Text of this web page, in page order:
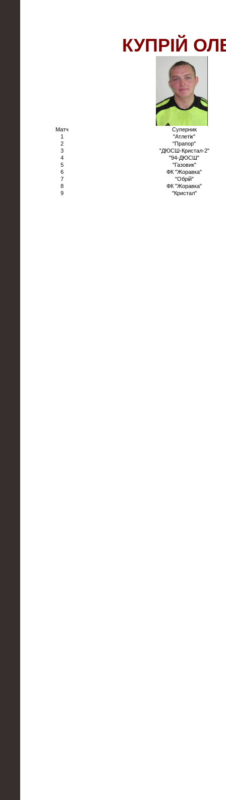
КУПРІЙ
Матч
Суперник
1
"Атлетік"
2
"Прапор"
3
"ДЮСШ-Кристал-2"
4
"94-ДЮСШ"
5
"Газовик"
6
ФК "Жоравка"
7
"Обрій"
8
ФК "Жоравка"
9
"Кристал"